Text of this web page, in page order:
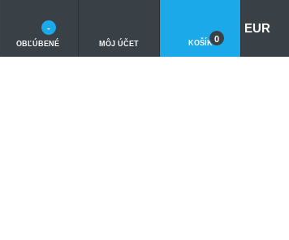
OBĽÚBENÉ
-
MÔJ ÚČET KOŠÍK 0
EUR